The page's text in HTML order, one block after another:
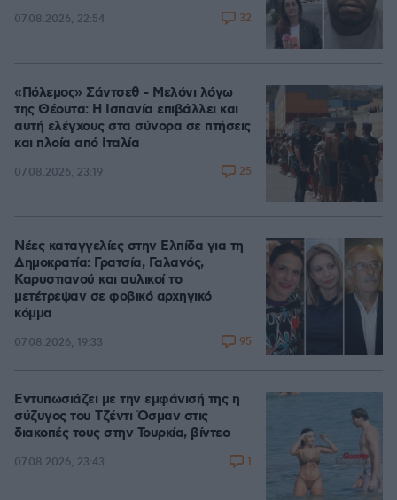
07.08.2026, 22:54 32
«Πόλεμος» Σάντσεθ - Μελόνι λόγω
της Θέουτα: Η Ισπανία επιβάλλει και
αυτή ελέγχους στα σύνορα σε πτήσεις
και πλοία από Ιταλία
07.08.2026, 23:19 25
Νέες καταγγελίες στην Ελπίδα για τη
Δημοκρατία: Γρατσία, Γαλανός,
Καρυστιανού και αυλικοί το
μετέτρεψαν σε φοβικό αρχηγικό
κόμμα
07.08.2026, 19:33 95
Εντυπωσιάζει με την εμφάνισή της η
σύζυγος του Τζέντι Όσμαν στις
διακοπές τους στην Τουρκία, βίντεο
07.08.2026, 23:43 1